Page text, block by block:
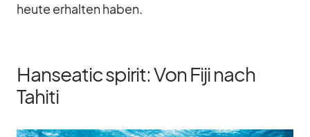
heute er­hal­ten ha­ben.
Hanseatic spirit: Von Fiji nach
Tahiti